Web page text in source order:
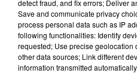
detect fraud, and fix errors; Deliver
Save and communicate privacy
process personal data such as IP
following functionalities: Identify
requested; Use precise geolocation
other data sources; Link different
information transmitted automatically.